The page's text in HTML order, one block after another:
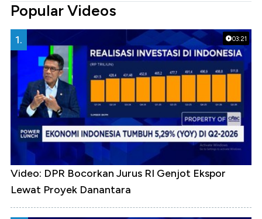
Popular Videos
03:21
1.
Video: DPR Bocorkan Jurus RI Genjot Ekspor
Lewat Proyek Danantara